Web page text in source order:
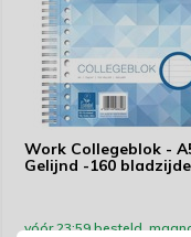
Work Collegeblok -
Gelijnd -160
vóór 23:59 besteld,